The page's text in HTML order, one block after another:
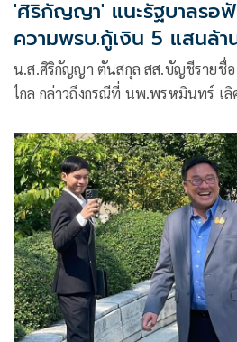
'ศิริกัญญา' แนะรัฐบาลรอ
ความพรบ.กู้เงิน 5 แสนล้า
แจกแน่
น.ส.ศิริกัญญา ตันสกุล สส.บัญชีรายชื่อ
ไกล กล่าวถึงกรณีที่ นพ.พรหมินทร์ เลิ
(พ.ร.บ.) กู้เงิน 5 แสนล้านบาท เพื่อใ
วอลเล็ต ว่า ตนอยากให้ นพ.พรหมิน